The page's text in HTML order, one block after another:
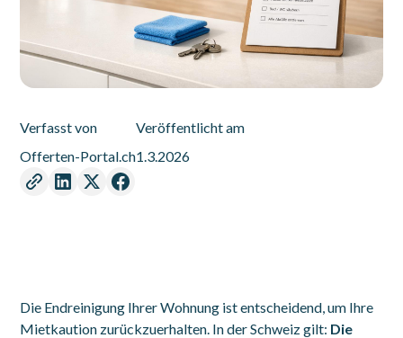
Verfasst von
Offerten-Portal.ch
Veröffentlicht am
1.3.2026
Die Endreinigung Ihrer Wohnung ist entscheidend, um Ihre
Mietkaution zurückzuerhalten. In der Schweiz gilt: Die